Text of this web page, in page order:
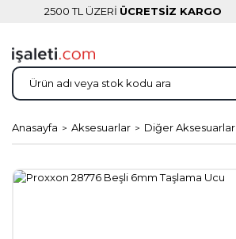
2500 TL ÜZERİ ÜCRETSİZ KARGO
Anasayfa Aksesuarlar Diğer Aksesuarlar